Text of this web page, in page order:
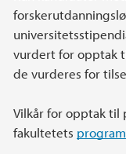
vurdert for opptak
de vurderes for
Vilkår for opptak til
fakultetets